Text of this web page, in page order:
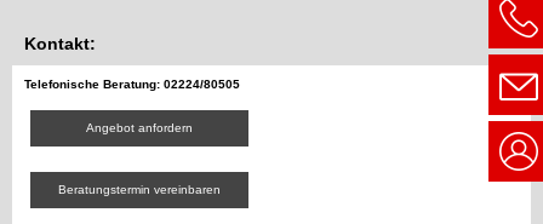
Kontakt:
Telefonische Beratung: 02224/80505
Angebot anfordern
Beratungstermin vereinbaren